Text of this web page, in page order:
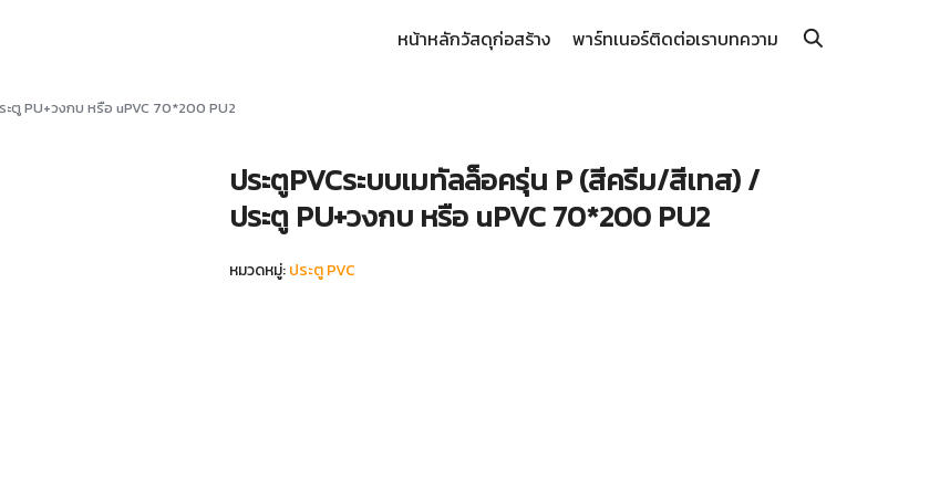
หน้าหลักวัสดุก่อสร้าง พาร์ทเนอร์ติดต่อเราบทความ
ตู PU+วงกบ หรือ uPVC 70*200 PU2
ประตูPVCระบบเมทัลล็อครุ่น P (สีครีม/สีเทส) /
ประตู PU+วงกบ หรือ uPVC 70*200 PU2
หมวดหมู่:ประตู PVC